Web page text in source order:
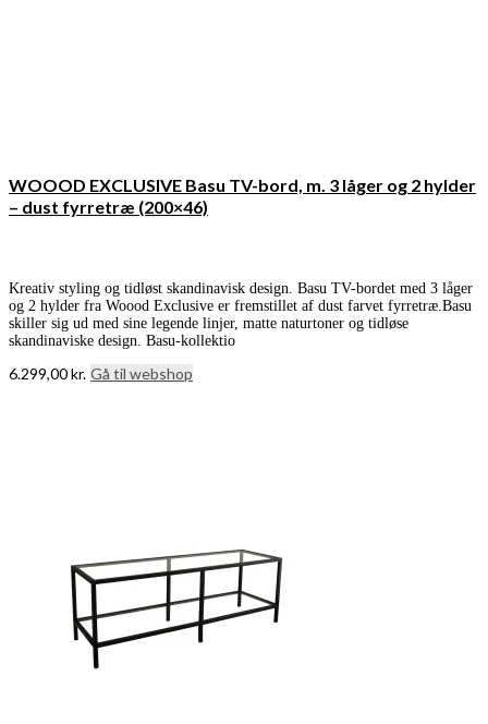
WOOOD EXCLUSIVE Basu TV-bord, m. 3 låger og 2 hylder
– dust fyrretræ (200×46)
Kreativ styling og tidløst skandinavisk design. Basu TV-bordet med 3 låger
og 2 hylder fra Woood Exclusive er fremstillet af dust farvet fyrretræ.Basu
skiller sig ud med sine legende linjer, matte naturtoner og tidløse
skandinaviske design. Basu-kollektio
6.299,00kr. Gå til webshop